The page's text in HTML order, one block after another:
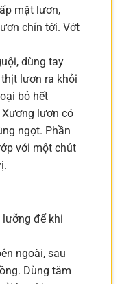
mặt lươn,
chín tới. Vớt
dùng tay
lươn ra khỏi
bỏ hết
lươn có
ngọt. Phần
với một chút
lưỡng để khi
ngoài, sau
Dùng tăm